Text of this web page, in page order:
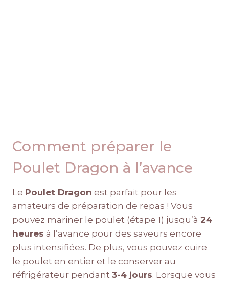
Comment préparer le
Poulet Dragon à l’avance
Le Poulet Dragon est parfait pour les
amateurs de préparation de repas ! Vous
pouvez mariner le poulet (étape 1) jusqu’à 24
heures à l’avance pour des saveurs encore
plus intensifiées. De plus, vous pouvez cuire
le poulet en entier et le conserver au
réfrigérateur pendant 3-4 jours. Lorsque vous